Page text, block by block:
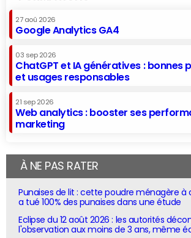
27 aoû 2026
Google Analytics GA4
03 sep 2026
ChatGPT et IA génératives : bonnes
et usages responsables
21 sep 2026
Web analytics : booster ses
marketing
À NE PAS RATER
Punaises de lit : cette poudre ménagère à
a tué 100% des punaises dans une étude
Eclipse du 12 août 2026 : les autorités
l'observation aux moins de 3 ans, même